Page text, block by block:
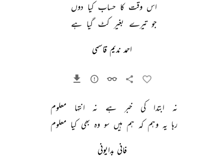
اس وقت کا حساب کیا دوں
جو تیرے بغیر کٹ گیا ہے
احمد ندیم قاسمی
نہ ابتدا کی خبر ہے نہ انتہا
معلوم
رہا یہ وہم کہ ہم ہیں سو وہ بھی کیا معلوم
فانی بدایونی